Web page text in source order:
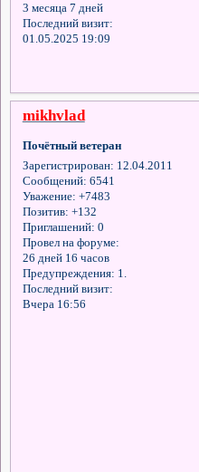
3 месяца 7 дней
Последний визит:
01.05.2025 19:09
mikhvlad
Почётный ветеран
Зарегистрирован: 12.04.2011
Сообщений: 6541
Уважение: +7483
Позитив: +132
Приглашений: 0
Провел на форуме:
26 дней 16 часов
Предупреждения: 1.
Последний визит:
Вчера 16:56